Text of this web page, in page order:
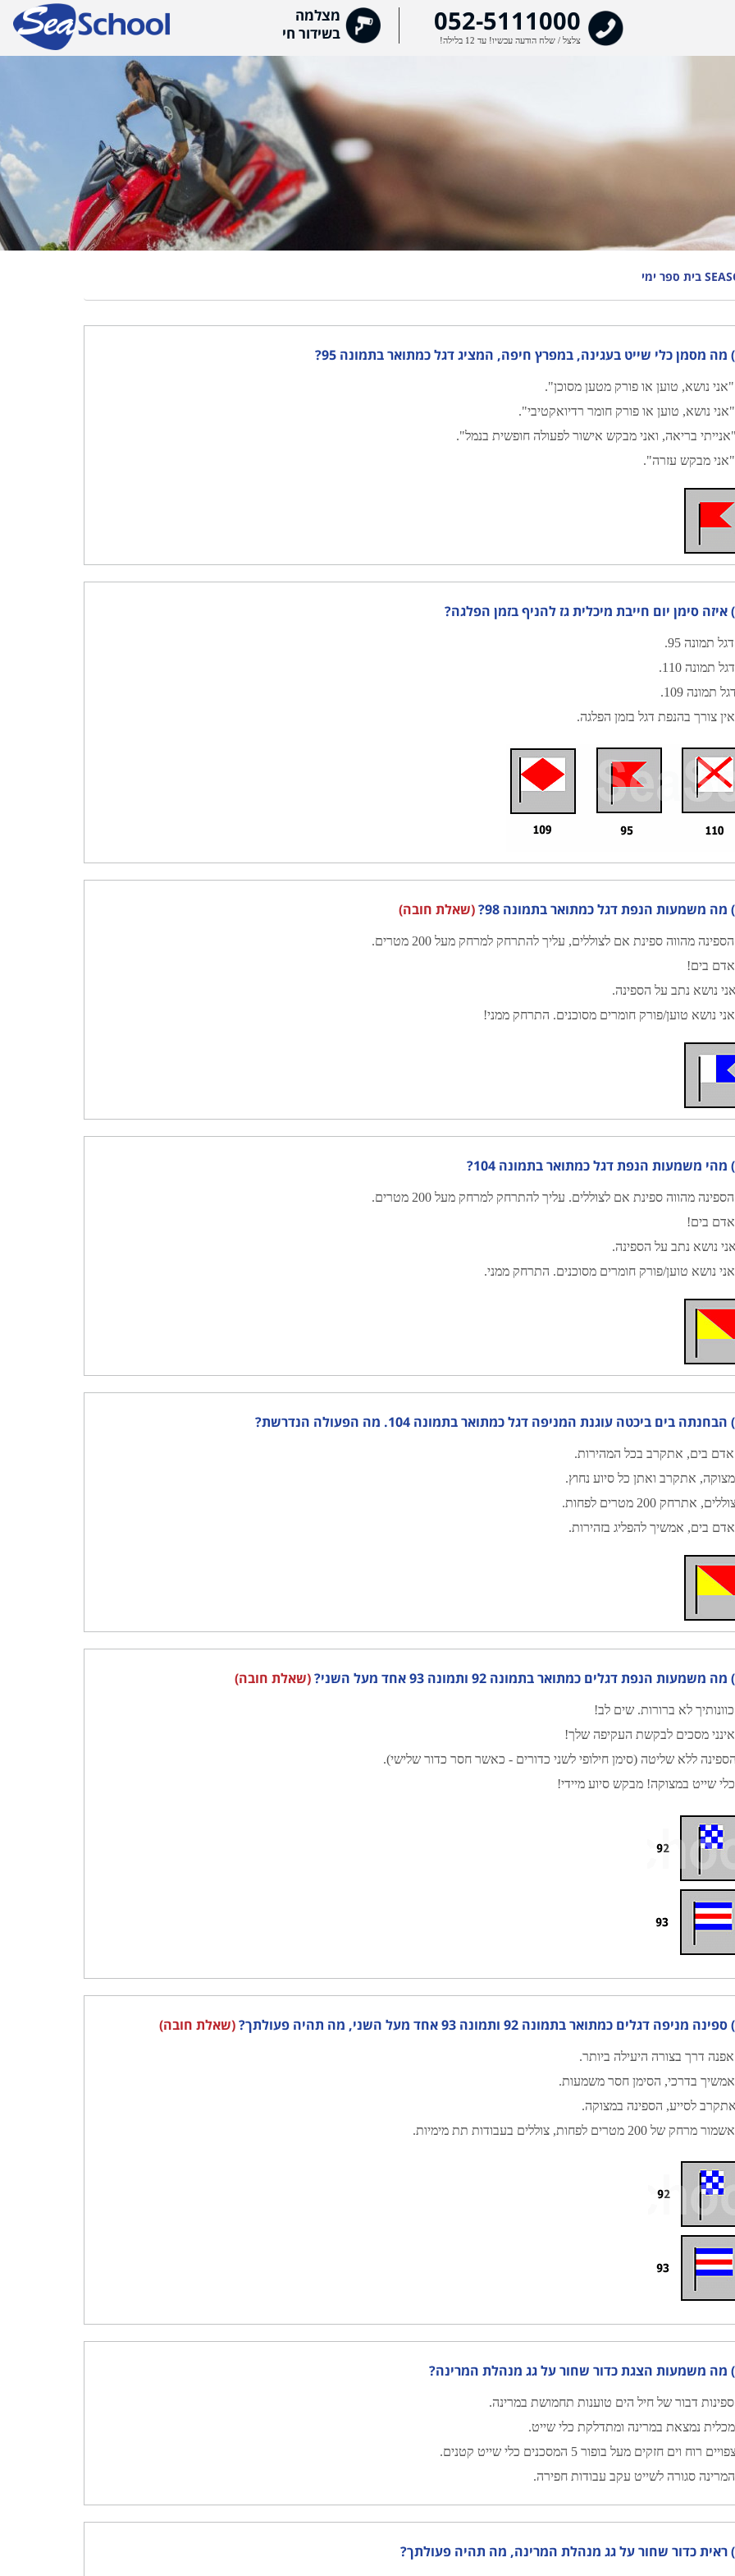
מצלמה
בשידור חי 052-5111000
צלצל / שלח הודעה עכשיו! עד 12 בלילה!
"אני נושא, טוען או פורק מטען מסוכן".
"אני נושא, טוען או פורק חומר רדיואקטיבי".
"אנייתי בריאה, ואני מבקש אישור לפעולה חופשית בנמל".
"אני מבקש עזרה".
דגל תמונה 95.
דגל תמונה 110.
דגל תמונה 109.
אין צורך בהנפת דגל בזמן הפלגה.
(שאלת חובה)
הספינה מהווה ספינת אם לצוללים, עליך להתרחק למרחק מעל 200 מטרים.
אדם בים!
אני נושא נתב על הספינה.
אני נושא טוען/פורק חומרים מסוכנים. התרחק ממני!
הספינה מהווה ספינת אם לצוללים. עליך להתרחק למרחק מעל 200 מטרים.
אדם בים!
אני נושא נתב על הספינה.
אני נושא טוען/פורק חומרים מסוכנים. התרחק ממני.
אדם בים, אתקרב בכל המהירות.
מצוקה, אתקרב ואתן כל סיוע נחוץ.
אתרחק 200 מטרים לפחות.
אדם בים, אמשיך להפליג בזהירות.
(שאלת חובה)
כוונותיך לא ברורות. שים לב!
אינני מסכים לבקשת העקיפה שלך!
הספינה ללא שליטה (סימן חילופי לשני כדורים - כאשר חסר כדור שלישי).
כלי שייט במצוקה! מבקש סיוע מיידי!
(שאלת חובה)
אפנה דרך בצורה היעילה ביותר.
אמשיך בדרכי, הסימן חסר משמעות.
אתקרב לסייע, הספינה במצוקה.
אשמור מרחק של 200 מטרים לפחות, צוללים בעבודות תת מימיות.
ספינות דבור של חיל הים טוענות תחמושת במרינה.
מכלית נמצאת במרינה ומתדלקת כלי שייט.
רוח וים חזקים מעל בופור 5 המסכנים כלי שייט קטנים.
המרינה סגורה לשייט עקב עבודות חפירה.